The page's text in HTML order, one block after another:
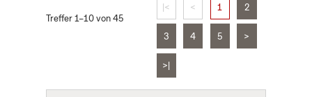
Treffer 1–10 von 45
|< < 1 2
3 4 5 >
>|